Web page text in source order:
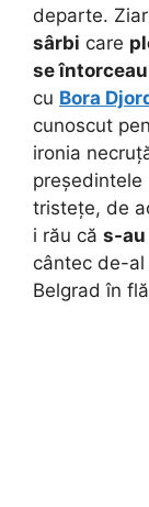
departe.
sârbi care
se întorceau
cu Bora
cunoscut
ironia
președintele
tristețe, de
i rău că s-au
cântec de-al
Belgrad în